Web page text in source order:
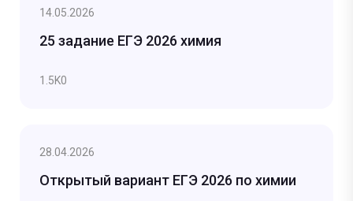
14.05.2026
25 задание ЕГЭ 2026 химия
1.5K0
28.04.2026
Открытый вариант ЕГЭ 2026 по химии